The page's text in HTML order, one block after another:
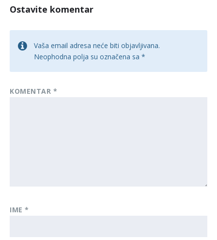
Ostavite komentar
Vaša email adresa neće biti objavljivana.
Neophodna polja su označena sa *
KOMENTAR*
IME*